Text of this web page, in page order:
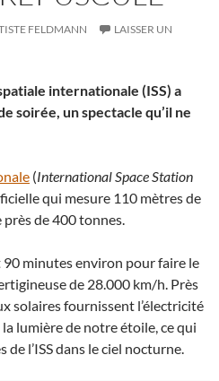
FELDMANN
LAISSER UN
internationale (ISS) a
soirée, un spectacle qu’il ne
(International Space Station
qui mesure 110 mètres de
près de 400 tonnes.
minutes environ pour faire le
de 28.000 km/h. Près
solaires fournissent l’électricité
lumière de notre étoile, ce qui
de l’ISS dans le ciel nocturne.